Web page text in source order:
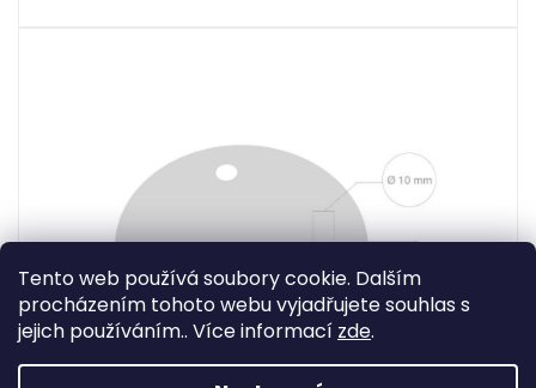
Tento web používá soubory cookie. Dalším
procházením tohoto webu vyjadřujete souhlas s
jejich používáním.. Více informací zde.